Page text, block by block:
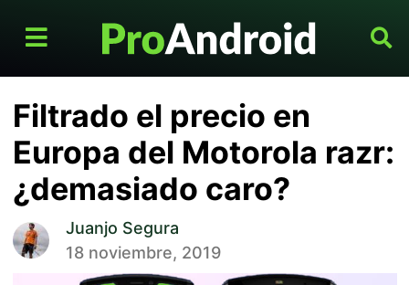
Filtrado el precio en
Europa del Motorola razr:
¿demasiado caro?
Juanjo Segura
18 noviembre, 2019